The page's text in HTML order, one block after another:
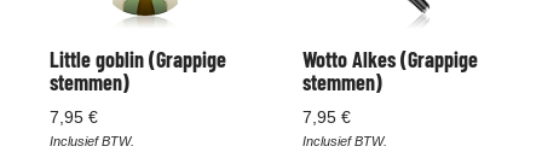
Little goblin (Grappige
stemmen)
7,95 €
Inclusief BTW.
Wotto Alkes (Grappige
stemmen)
7,95 €
Inclusief BTW.